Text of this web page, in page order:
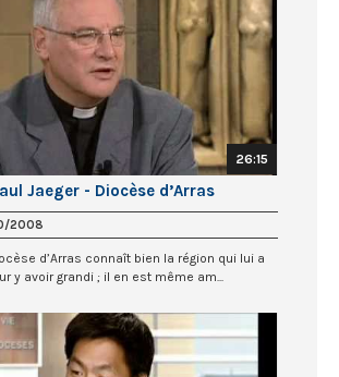
26:15
Jaeger - Diocèse d’Arras
2008
d’Arras connaît bien la région qui lui a
y avoir grandi ; il en est même am...